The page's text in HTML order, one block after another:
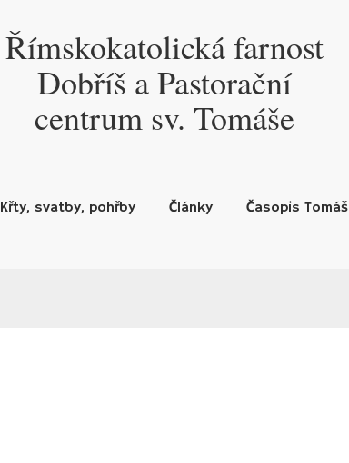
Římskokatolická farnost
Dobříš a Pastorační
centrum sv. Tomáše
Křty, svatby, pohřby Články Časopis Tomáš